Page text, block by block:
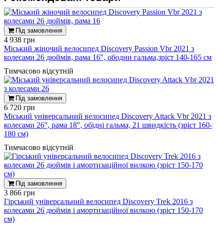
Під замовлення
4 938 грн
Міський жіночий велосипед Discovery Passion Vbr 2021 з
колесами 26 дюймів, рама 16", ободни гальма,зріст 140-165 см
Тимчасово відсутній
Під замовлення
6 720 грн
Міський універсальний велосипед Discovery Attack Vbr 2021 з
колесами 26", рама 18", обідні гальма, 21 швидкість (зріст 160-
180 см)
Тимчасово відсутній
Під замовлення
3 866 грн
Гірський універсальний велосипед Discovery Trek 2016 з
колесами 26 дюймів і амортизаційної вилкою (зріст 150-170
см)